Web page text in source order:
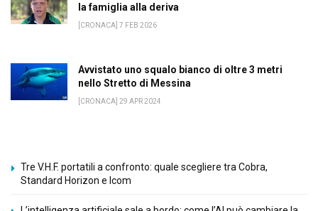
la famiglia alla deriva
[CRONACA] 7 FEB 2026
Avvistato uno squalo bianco di oltre 3 metri
nello Stretto di Messina
[CRONACA] 29 APR 2024
Tre V.H.F. portatili a confronto: quale scegliere tra Cobra,
Standard Horizon e Icom